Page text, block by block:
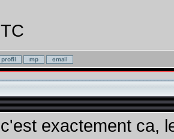
TC
c'est exactement ca,